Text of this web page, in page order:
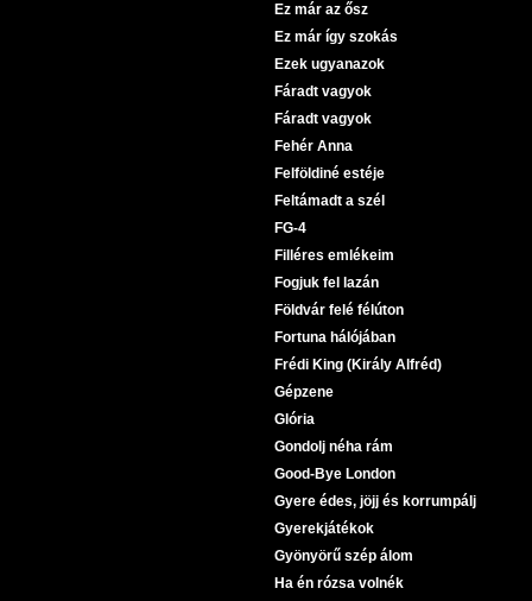
Ez már az ősz
Ez már így szokás
Ezek ugyanazok
Fáradt vagyok
Fáradt vagyok
Fehér Anna
Felföldiné estéje
Feltámadt a szél
FG-4
Filléres emlékeim
Fogjuk fel lazán
Földvár felé félúton
Fortuna hálójában
Frédi King (Király Alfréd)
Gépzene
Glória
Gondolj néha rám
Good-Bye London
Gyere édes, jöjj és korrumpálj
Gyerekjátékok
Gyönyörű szép álom
Ha én rózsa volnék